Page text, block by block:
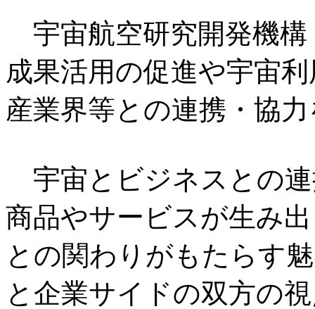
宇宙航空研究開発機構
成果活用の促進や宇宙
産業界等との連携・協
宇宙とビジネスとの
商品やサービスが生み
との関わりがもたらす
と企業サイドの双方の